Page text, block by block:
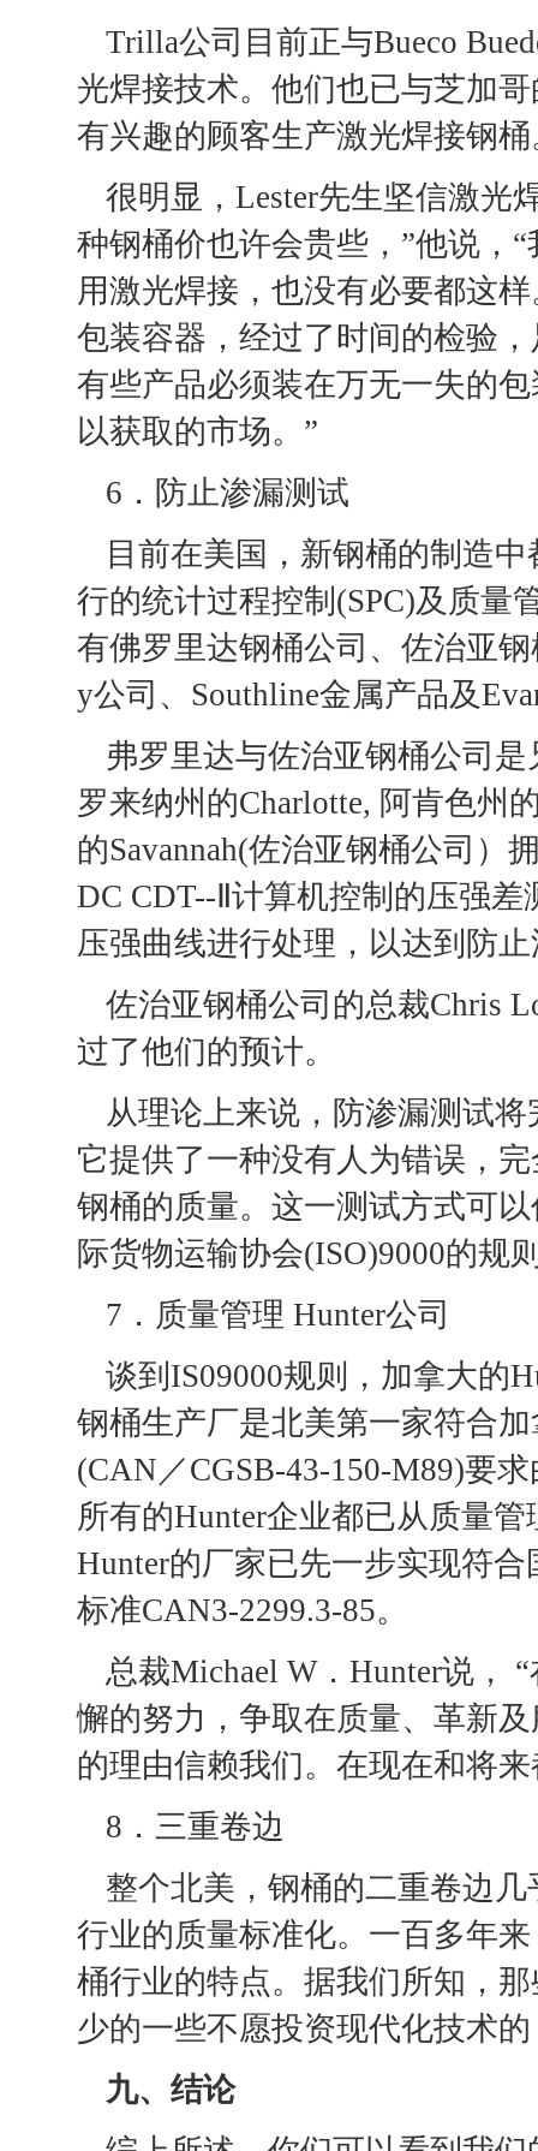
Trilla公司目前正与Bueco
光焊接技术。他们也已与芝加
有兴趣的顾客生产激光焊接钢桶
很明显，Lester先生坚信激光
种钢桶价也许会贵些，”他说，
用激光焊接，也没有必要都这
包装容器，经过了时间的检验
有些产品必须装在万无一失的
以获取的市场。”
6．防止渗漏测试
目前在美国，新钢桶的制造
行的统计过程控制(SPC)及质量
有佛罗里达钢桶公司、佐治亚钢
y公司、Southline金属产品及
弗罗里达与佐治亚钢桶公司
罗来纳州的Charlotte, 阿肯色州
的Savannah(佐治亚钢桶公司）
DC CDT--Ⅱ计算机控制的压强
压强曲线进行处理，以达到防
佐治亚钢桶公司的总裁Chris
过了他们的预计。
从理论上来说，防渗漏测试
它提供了一种没有人为错误，
钢桶的质量。这一测试方式可
际货物运输协会(ISO)9000的规
7．质量管理 Hunter公司
谈到IS09000规则，加拿大的
钢桶生产厂是北美第一家符合
(CAN／CGSB-43-150-M89)要
所有的Hunter企业都已从质量
Hunter的厂家已先一步实现符
标准CAN3-2299.3-85。
总裁Michael W．Hunter说，
懈的努力，争取在质量、革新
的理由信赖我们。在现在和将
8．三重卷边
整个北美，钢桶的二重卷边
行业的质量标准化。一百多年
桶行业的特点。据我们所知，
少的一些不愿投资现代化技术
九、结论